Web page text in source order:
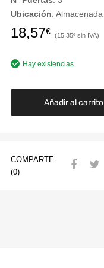
Ubicación: Almacenada
18,57€ 15,35€
Hay existencias
Añadir al carrito
COMPARTE
(0)